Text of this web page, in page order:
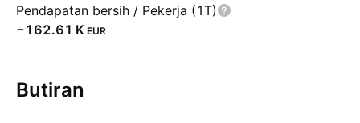
Pendapatan bersih / Pekerja (1T)
‪−162.61 K‬ EUR
Butiran